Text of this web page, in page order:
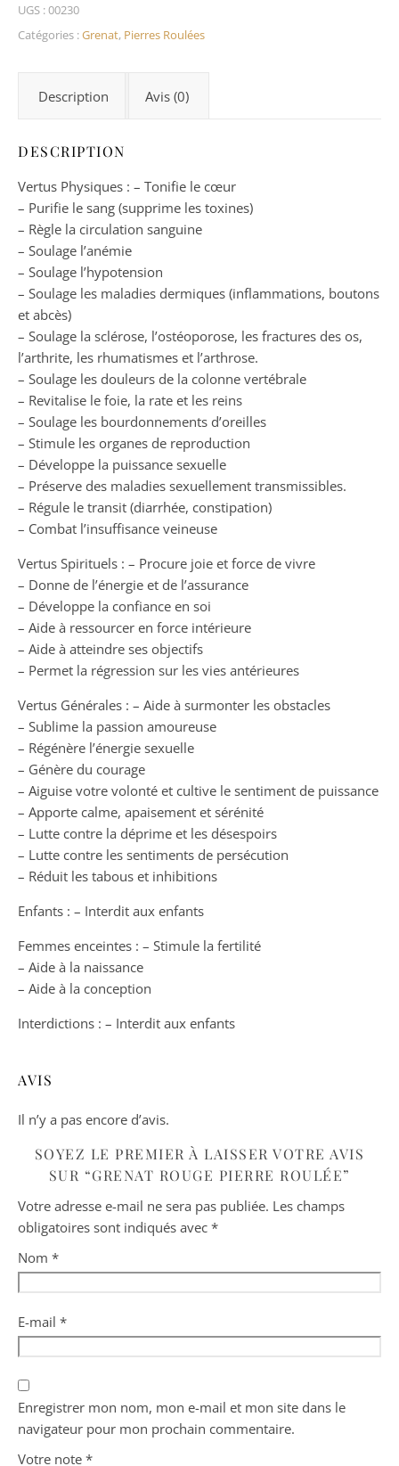
UGS :00230
Catégories :Grenat, Pierres Roulées
Description Avis (0)
DESCRIPTION
Vertus Physiques : – Tonifie le cœur
– Purifie le sang (supprime les toxines)
– Règle la circulation sanguine
– Soulage l’anémie
– Soulage l’hypotension
– Soulage les maladies dermiques (inflammations, boutons
et abcès)
– Soulage la sclérose, l’ostéoporose, les fractures des os,
l’arthrite, les rhumatismes et l’arthrose.
– Soulage les douleurs de la colonne vertébrale
– Revitalise le foie, la rate et les reins
– Soulage les bourdonnements d’oreilles
– Stimule les organes de reproduction
– Développe la puissance sexuelle
– Préserve des maladies sexuellement transmissibles.
– Régule le transit (diarrhée, constipation)
– Combat l’insuffisance veineuse
Vertus Spirituels : – Procure joie et force de vivre
– Donne de l’énergie et de l’assurance
– Développe la confiance en soi
– Aide à ressourcer en force intérieure
– Aide à atteindre ses objectifs
– Permet la régression sur les vies antérieures
Vertus Générales : – Aide à surmonter les obstacles
– Sublime la passion amoureuse
– Régénère l’énergie sexuelle
– Génère du courage
– Aiguise votre volonté et cultive le sentiment de puissance
– Apporte calme, apaisement et sérénité
– Lutte contre la déprime et les désespoirs
– Lutte contre les sentiments de persécution
– Réduit les tabous et inhibitions
Enfants : – Interdit aux enfants
Femmes enceintes : – Stimule la fertilité
– Aide à la naissance
– Aide à la conception
Interdictions : – Interdit aux enfants
AVIS
Il n’y a pas encore d’avis.
SOYEZ LE PREMIER À LAISSER VOTRE AVIS
SUR “GRENAT ROUGE PIERRE ROULÉE”
Votre adresse e-mail ne sera pas publiée. Les champs
obligatoires sont indiqués avec *
Nom *
E-mail *
Enregistrer mon nom, mon e-mail et mon site dans le
navigateur pour mon prochain commentaire.
Votre note *